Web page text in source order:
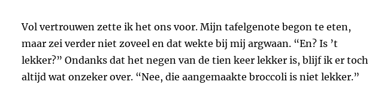
Vol vertrouwen zette ik het ons voor. Mijn tafelgenote begon te eten,
maar zei verder niet zoveel en dat wekte bij mij argwaan. “En? Is ’t
lekker?” Ondanks dat het negen van de tien keer lekker is, blijf ik er toch
altijd wat onzeker over. “Nee, die aangemaakte broccoli is niet lekker.”